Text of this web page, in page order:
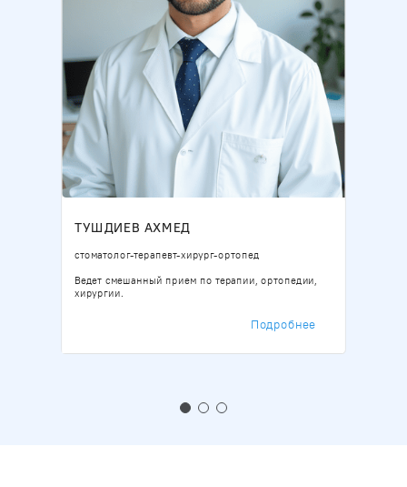
ТУШДИЕВ АХМЕД
стоматолог-терапевт-хирург-ортопед
Ведет смешанный прием по терапии, ортопедии,
хирургии.
Подробнее